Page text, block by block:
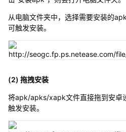
从电脑文件夹中，选择需要安装的
可触发安装。
(2) 拖拽安装
将apk/apks/xapk文件直接拖到安卓
触发安装。